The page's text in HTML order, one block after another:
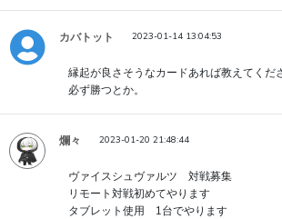
カバトット 2023-01-14 13:04:53
縁起が良さそうなカードあれば教えてくだ
必ず勝つとか。
爛々 2023-01-20 21:48:44
ヴァイスシュヴァルツ 対戦募集
リモート対戦初めてやります
タブレット使用 1台でやります